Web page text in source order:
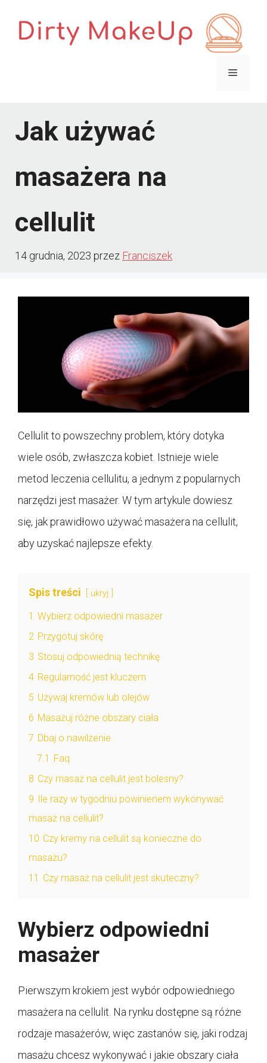
Menu
Jak używać
masażera na
cellulit
14 grudnia, 2023 przez Franciszek
Cellulit to powszechny problem, który dotyka
wiele osób, zwłaszcza kobiet. Istnieje wiele
metod leczenia cellulitu, a jednym z popularnych
narzędzi jest masażer. W tym artykule dowiesz
się, jak prawidłowo używać masażera na cellulit,
aby uzyskać najlepsze efekty.
Spis treści ukryj
1 Wybierz odpowiedni masażer
2 Przygotuj skórę
3 Stosuj odpowiednią technikę
4 Regularność jest kluczem
5 Używaj kremów lub olejów
6 Masażuj różne obszary ciała
7 Dbaj o nawilżenie
7.1
Faq
8 Czy masaż na cellulit jest bolesny?
9
Ile razy w tygodniu powinienem wykonywać
masaż na cellulit?
10 Czy kremy na cellulit są konieczne do
masażu?
11 Czy masaż na cellulit jest skuteczny?
Wybierz odpowiedni
masażer
Pierwszym krokiem jest wybór odpowiedniego
masażera na cellulit. Na rynku dostępne są różne
rodzaje masażerów, więc zastanów się, jaki rodzaj
masażu chcesz wykonywać i jakie obszary ciała